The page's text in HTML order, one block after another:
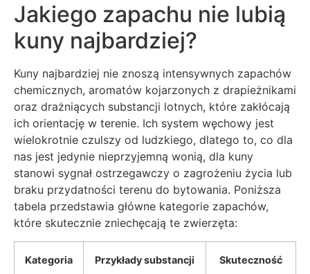
Jakiego zapachu nie lubią
kuny najbardziej?
Kuny najbardziej nie znoszą intensywnych zapachów
chemicznych, aromatów kojarzonych z drapieżnikami
oraz drażniących substancji lotnych, które zakłócają
ich orientację w terenie. Ich system węchowy jest
wielokrotnie czulszy od ludzkiego, dlatego to, co dla
nas jest jedynie nieprzyjemną wonią, dla kuny
stanowi sygnał ostrzegawczy o zagrożeniu życia lub
braku przydatności terenu do bytowania. Poniższa
tabela przedstawia główne kategorie zapachów,
które skutecznie zniechęcają te zwierzęta:
Kategoria Przykłady substancji Skuteczność